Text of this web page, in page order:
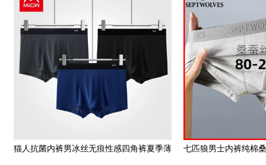
猫人抗菌内裤男冰丝无痕性感四角裤夏季薄
七匹狼男士内裤纯棉